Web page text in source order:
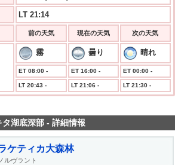
LT 21:14
前の天気 現在の天気 次の天気
霧 曇り 晴れ
ET 08:00 - ET 16:00 - ET 00:00 -
LT 20:43 - LT 21:06 - LT 21:30 -
湖底深部 - 詳細情報
ケティカ大森林
ルヴラント